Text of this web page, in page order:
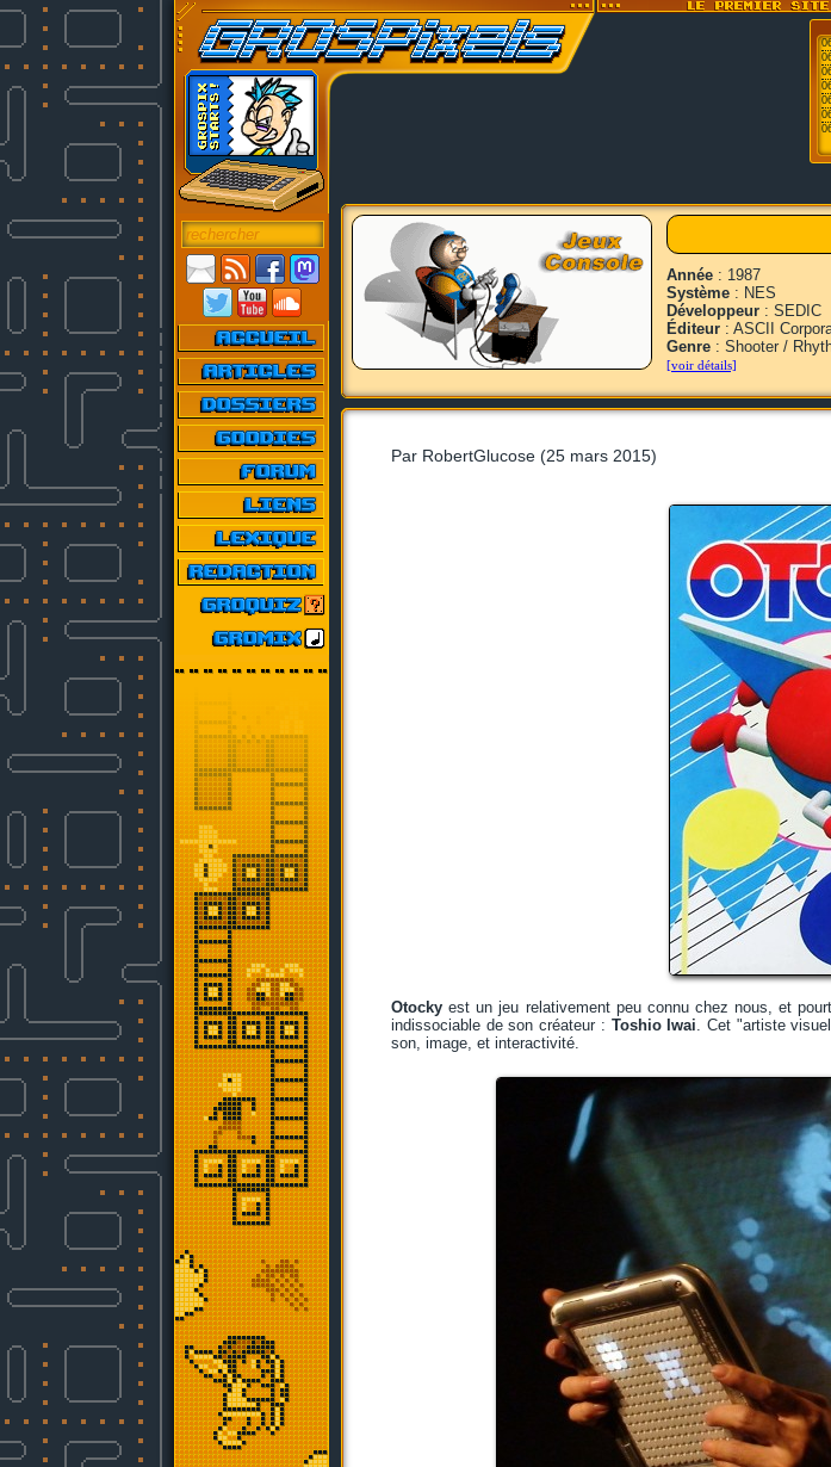
Année : 1987
Système : NES
Développeur : SEDIC
Éditeur : ASCII
Genre : Shooter /
[voir détails]
Par RobertGlucose (25 mars 2015)
Otocky est un jeu relativement peu connu chez nous, et
indissociable de son créateur : Toshio Iwai. Cet "artiste
son, image, et interactivité.